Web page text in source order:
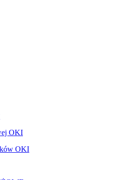
OKI
OKI